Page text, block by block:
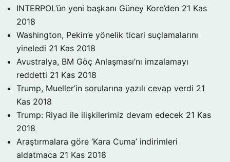
INTERPOL’ün yeni başkanı Güney Kore’den 21 Kas
2018
Washington, Pekin’e yönelik ticari suçlamalarını
yineledi 21 Kas 2018
Avustralya, BM Göç Anlaşması’nı imzalamayı
reddetti 21 Kas 2018
Trump, Mueller’in sorularına yazılı cevap verdi 21
Kas 2018
Trump: Riyad ile ilişkilerimiz devam edecek 21 Kas
2018
Araştırmalara göre ‘Kara Cuma’ indirimleri
aldatmaca 21 Kas 2018